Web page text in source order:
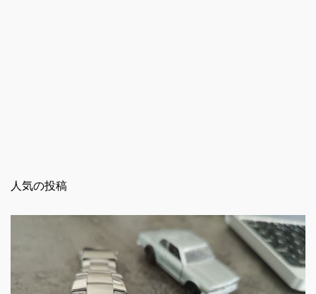
人気の投稿